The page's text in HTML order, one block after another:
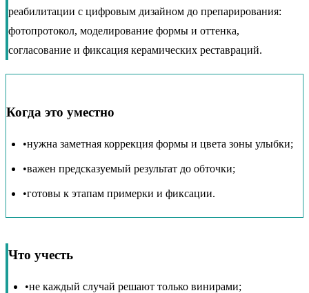
реабилитации с цифровым дизайном до препарирования:
фотопротокол, моделирование формы и оттенка,
согласование и фиксация керамических реставраций.
Когда это уместно
•нужна заметная коррекция формы и цвета зоны улыбки;
•важен предсказуемый результат до обточки;
•готовы к этапам примерки и фиксации.
Что учесть
•не каждый случай решают только винирами;